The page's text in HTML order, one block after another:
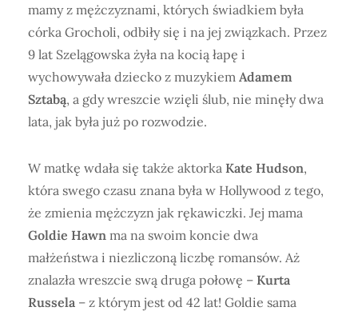
mamy z mężczyznami, których świadkiem była
córka Grocholi, odbiły się i na jej związkach. Przez
9 lat Szelągowska żyła na kocią łapę i
wychowywała dziecko z muzykiem Adamem
Sztabą, a gdy wreszcie wzięli ślub, nie minęły dwa
lata, jak była już po rozwodzie.
W matkę wdała się także aktorka Kate Hudson,
która swego czasu znana była w Hollywood z tego,
że zmienia mężczyzn jak rękawiczki. Jej mama
Goldie Hawn ma na swoim koncie dwa
małżeństwa i niezliczoną liczbę romansów. Aż
znalazła wreszcie swą druga połowę – Kurta
Russela – z którym jest od 42 lat! Goldie sama